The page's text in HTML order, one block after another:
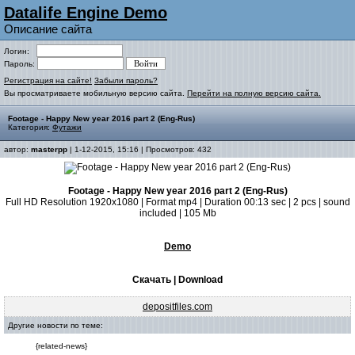
Datalife Engine Demo
Описание сайта
Логин:
Пароль:
Регистрация на сайте! Забыли пароль?
Вы просматриваете мобильную версию сайта. Перейти на полную версию сайта.
Footage - Happy New year 2016 part 2 (Eng-Rus)
Категория: Футажи
автор: masterpp | 1-12-2015, 15:16 | Просмотров: 432
Footage - Happy New year 2016 part 2 (Eng-Rus)
Full HD Resolution 1920x1080 | Format mp4 | Duration 00:13 sec | 2 pcs | sound
included | 105 Mb
Demo
Скачать | Download
depositfiles.com
Другие новости по теме:
{related-news}